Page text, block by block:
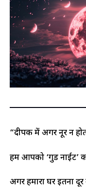
“दीपक में अगर नूर न
हम आपको ‘गुड
अगर हमारा घर इतना दूर